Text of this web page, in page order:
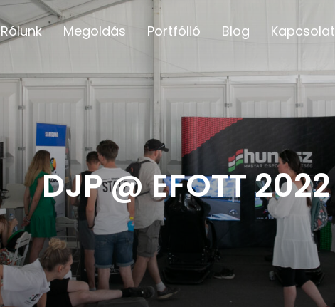
Rólunk Megoldás Portfólió Blog Kapcsolat
DJP @ EFOTT 2022